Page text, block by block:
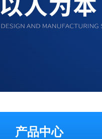
产品中心